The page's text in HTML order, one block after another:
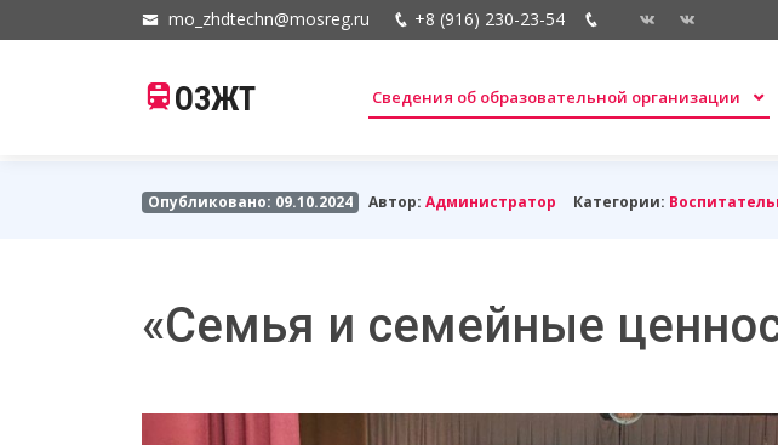
mo_zhdtechn@mosreg.ru +8 (916) 230-23-54
ОЗЖТ Сведения об образовательной организации
Опубликовано: 09.10.2024 Автор:Администратор Категории:
«Семья и семейные